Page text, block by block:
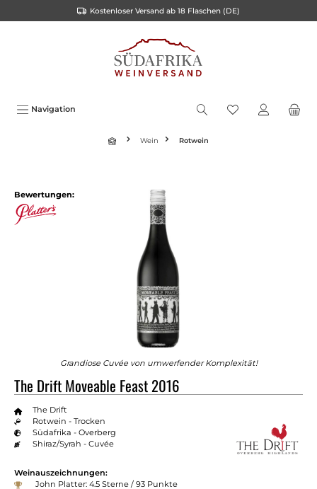
Kostenloser Versand ab 18 Flaschen (DE)
Navigation
Wein Rotwein
Bewertungen:
Grandiose Cuvée von umwerfender Komplexität!
The Drift Moveable Feast 2016
The Drift
Rotwein - Trocken
Südafrika - Overberg
Shiraz/Syrah - Cuvée
Weinauszeichnungen:
John Platter: 4.5 Sterne / 93 Punkte